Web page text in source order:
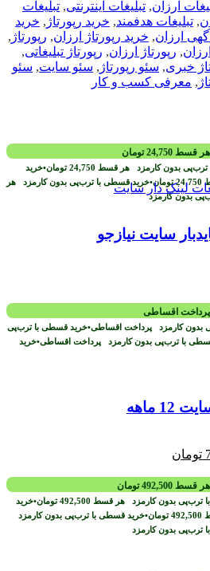
ارزان, تبلیغات اینترنتی, تبلیغات
, تبلیغات هدفمند, خرید رپورتاژ , خرید
ارزان, خرید رپورتاژ ارزان, رپورتاژ ,
, رپورتاژ ارزان, رپورتاژ تبلیغاتی,
خبری, سئو رپورتاژ , سئو سایت, سئو
, معرفی کسب و کار
هر قسط 24,750 تومان
بدون کارمزد هر قسط 24,750 تومان•خرید
24,750 تومان•خرید قسطی با ترب‌پی بدون کارمزد هر
بدون کارمزد
سایت نیازجو
پرداخت اقساطی
بدون کارمزد پرداخت اقساطی•خرید قسطی با ترب‌پی
با ترب‌پی بدون کارمزد پرداخت اقساطی•خرید
11,880,000 تومان
تومان
7,500,000 تومان
است.
هر قسط 492,500 تومان
ترب‌پی بدون کارمزد هر قسط 492,500 تومان•خرید
492,500 تومان•خرید قسطی با ترب‌پی بدون کارمزد
ترب‌پی بدون کارمزد